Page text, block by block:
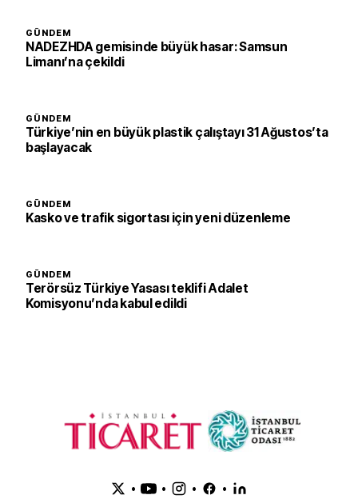
GÜNDEM
NADEZHDA gemisinde büyük hasar: Samsun
Limanı’na çekildi
GÜNDEM
Türkiye’nin en büyük plastik çalıştayı 31 Ağustos’ta
başlayacak
GÜNDEM
Kasko ve trafik sigortası için yeni düzenleme
GÜNDEM
Terörsüz Türkiye Yasası teklifi Adalet
Komisyonu’nda kabul edildi
• • • •